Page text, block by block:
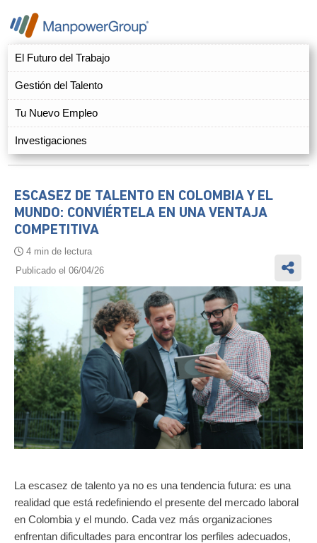
El Futuro del Trabajo
Gestión del Talento
Tu Nuevo Empleo
Investigaciones
ESCASEZ DE TALENTO EN COLOMBIA Y EL
MUNDO: CONVIÉRTELA EN UNA VENTAJA
COMPETITIVA
4 min de lectura
Publicado el 06/04/26
La escasez de talento ya no es una tendencia futura: es una
realidad que está redefiniendo el presente del mercado laboral
en Colombia y el mundo. Cada vez más organizaciones
enfrentan dificultades para encontrar los perfiles adecuados,